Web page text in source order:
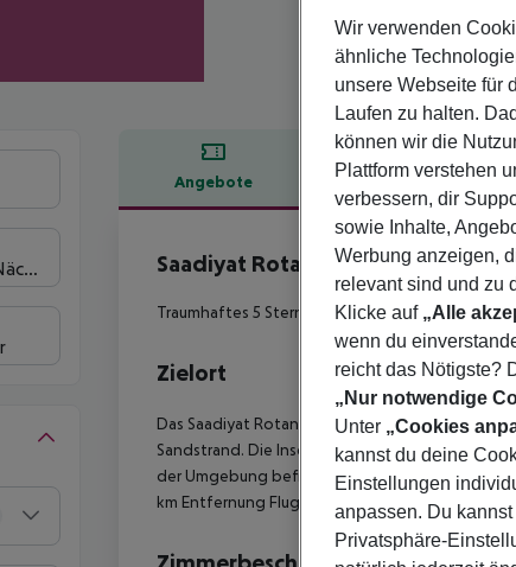
Angebote Hotelbeschreibung
Hotelbeschreibung
Saadiyat Rotana Resort & Villas
5
Traumhaftes 5 Sterne Resort direkt am
Zielort
Das Saadiyat Rotana Resort & Villas befindet
Sandstrand. Die Insel gilt als exklusive Lage in
der Umgebung befinden sich unter anderem der
km Entfernung Flughafen Dubai: 143 km
Wir verwenden
ähnliche
unsere Webseite für
Laufen zu halten.
können wir die
Plattform verstehen
verbessern, dir
sowie Inhalte,
Werbung anzeigen,
relevant sind und zu
Klicke auf „Alle
wenn du
reicht das Nötigste?
„Nur notwendige
Unter „Cookies
kannst du deine
Einstellungen
anpassen. Du
Privatsphäre-